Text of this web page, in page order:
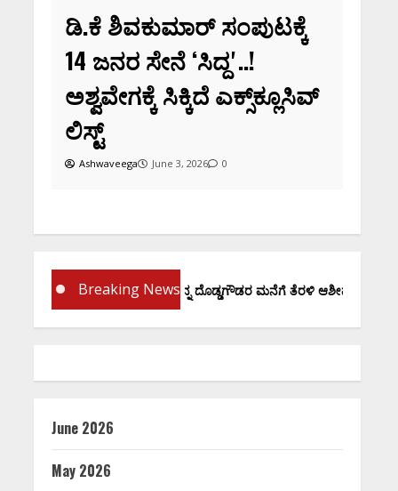
ಡಿ.ಕೆ ಶಿವಕುಮಾರ್‌ ಸಂಪುಟಕ್ಕೆ
14 ಜನರ ಸೇನೆ ʻಸಿದ್ದʼ..!
ಅಶ್ವವೇಗಕ್ಕೆ ಸಿಕ್ಕಿದೆ ಎಕ್ಸ್‌ಕ್ಲೂಸಿವ್‌
ಲಿಸ್ಟ್‌
Ashwaveega June 3, 2026 0
Breaking News
ಪ್ರಮಾಣ ವಚನಕ್ಕೂ ಮುನ್ನ ದೊಡ್ಡಗೌಡರ ಮನೆಗೆ ತೆರಳಿ ಆಶೀರ್ವಾದ ಪಡೆದ
June 2026
May 2026